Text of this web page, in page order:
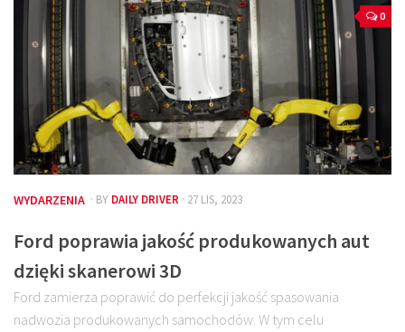
0
WYDARZENIA · BY DAILY DRIVER · 27 LIS, 2023
Ford poprawia jakość produkowanych aut
dzięki skanerowi 3D
Ford zamierza poprawić do perfekcji jakość spasowania
nadwozia produkowanych samochodów. W tym celu